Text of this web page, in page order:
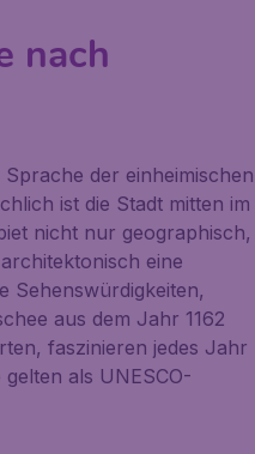
nach
der einheimischen
ist die Stadt mitten im
nicht nur geographisch,
eine
Sehenswürdigkeiten,
aus dem Jahr 1162
faszinieren jedes Jahr
als UNESCO-